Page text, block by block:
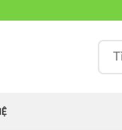
for: